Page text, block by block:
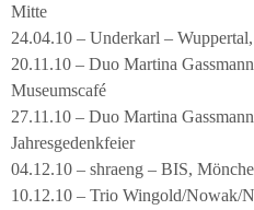
Mitte
24.04.10 – Underkarl –
20.11.10 – Duo Martina
Museumscafé
27.11.10 – Duo Martina
Jahresgedenkfeier
04.12.10 – shraeng – BIS,
10.12.10 – Trio Wingold/Nowak/